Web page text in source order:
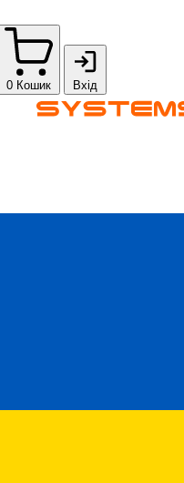
0 Кошик Вхід